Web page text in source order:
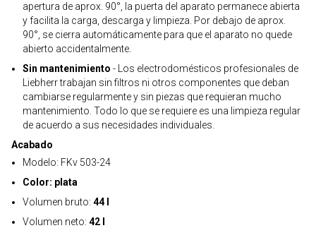
apertura de aprox. 90°, la puerta del aparato permanece abierta
y facilita la carga, descarga y limpieza. Por debajo de aprox.
90°, se cierra automáticamente para que el aparato no quede
abierto accidentalmente.
Sin mantenimiento - Los electrodomésticos profesionales de
Liebherr trabajan sin filtros ni otros componentes que deban
cambiarse regularmente y sin piezas que requieran mucho
mantenimiento. Todo lo que se requiere es una limpieza regular
de acuerdo a sus necesidades individuales.
Acabado
Modelo: FKv 503-24
Color: plata
Volumen bruto: 44 l
Volumen neto: 42 l